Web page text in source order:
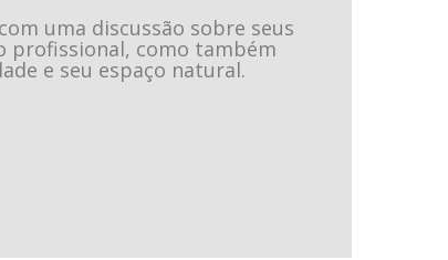
uma discussão sobre seus
profissional, como também
e seu espaço natural.